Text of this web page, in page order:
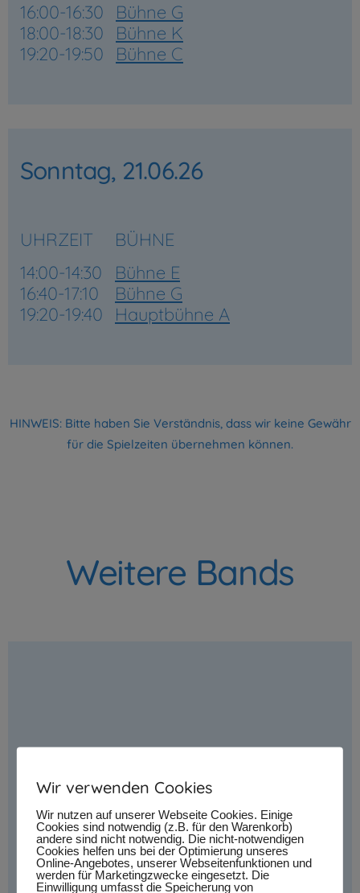
16:00-16:30
Bühne G
18:00-18:30
Bühne K
19:20-19:50
Bühne C
Sonntag, 21.06.26
UHRZEIT
BÜHNE
14:00-14:30
Bühne E
16:40-17:10
Bühne G
19:20-19:40
Hauptbühne A
HINWEIS: Bitte haben Sie Verständnis, dass wir keine Gewähr
für die Spielzeiten übernehmen können.
Weitere Bands
Wir verwenden Cookies
Wir nutzen auf unserer Webseite Cookies. Einige
Cookies sind notwendig (z.B. für den Warenkorb)
andere sind nicht notwendig. Die nicht-notwendigen
Cookies helfen uns bei der Optimierung unseres
Online-Angebotes, unserer Webseitenfunktionen und
werden für Marketingzwecke eingesetzt. Die
Einwilligung umfasst die Speicherung von